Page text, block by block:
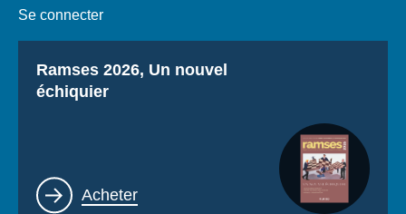
Se connecter
Titre
Ramses 2026, Un nouvel
échiquier
Lien
Acheter